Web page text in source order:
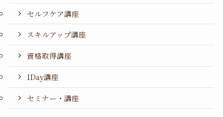
セルフケア講座
スキルアップ講座
資格取得講座
1Day講座
セミナー・講座